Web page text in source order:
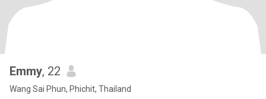
Emmy, 22
Wang Sai Phun, Phichit, Thailand